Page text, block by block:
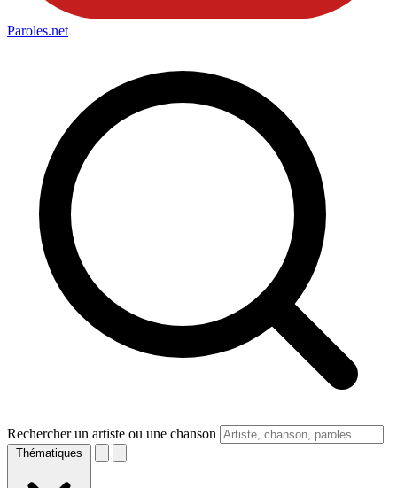
Paroles.net
Rechercher un artiste ou une chanson
Thématiques